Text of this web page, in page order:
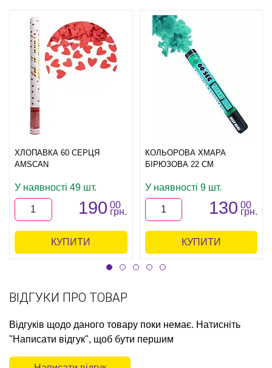
ХЛОПАВКА 60 СЕРЦЯ
AMSCAN
У наявності 49 шт.
190 00
грн.
КУПИТИ
КОЛЬОРОВА ХМАРА
БІРЮЗОВА 22 СМ
У наявності 9 шт.
130 00
грн.
КУПИТИ
ВІДГУКИ ПРО ТОВАР
Відгуків щодо даного товару поки немає. Натисніть
"Написати відгук", щоб бути першим